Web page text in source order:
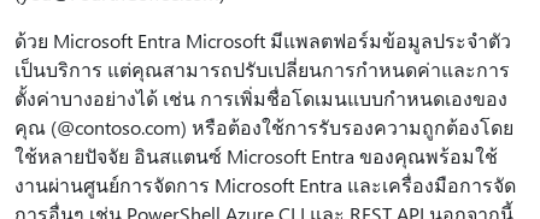
ด้วย Microsoft Entra Microsoft มีแพลตฟอร์มข้อมูลประจําตัว
เป็นบริการ แต่คุณสามารถปรับเปลี่ยนการกําหนดค่าและการ
ตั้งค่าบางอย่างได้ เช่น การเพิ่มชื่อโดเมนแบบกําหนดเองของ
คุณ (@contoso.com) หรือต้องใช้การรับรองความถูกต้องโดย
ใช้หลายปัจจัย อินสแตนซ์ Microsoft Entra ของคุณพร้อมใช้
งานผ่านศูนย์การจัดการ Microsoft Entra และเครื่องมือการจัด
การอื่นๆ เช่น PowerShell Azure CLI และ REST API นอกจากนี้